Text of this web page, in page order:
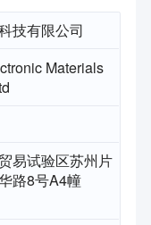
技有限公司
Materials
易试验区苏州片
路8号A4幢